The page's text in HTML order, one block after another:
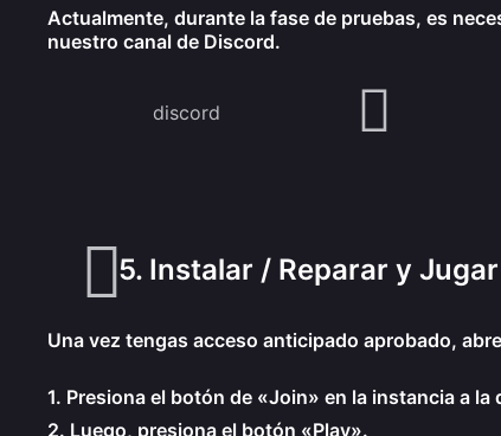
Actualmente, durante la fase de pruebas, es
nuestro canal de Discord.
discord
5. Instalar / Reparar y Jugar
Una vez tengas acceso anticipado aprobado,
1. Presiona el botón de «Join» en la instancia a la
2. Luego, presiona el botón «Play».